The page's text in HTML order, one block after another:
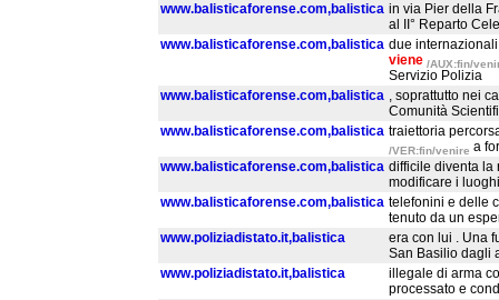
www.balisticaforense.com,balistica in via Pier della
al II° Reparto
www.balisticaforense.com,balistica due
viene /AUX:fin/
Servizio Polizia
www.balisticaforense.com,balistica , soprattutto nei
Comunità
www.balisticaforense.com,balistica traiettoria
/VER:fin/venire a
www.balisticaforense.com,balistica difficile diventa la
modificare i
www.balisticaforense.com,balistica telefonini e delle
tenuto da un
www.poliziadistato.it,balistica
era con lui . Una
San Basilio dagli
www.poliziadistato.it,balistica
illegale di arma
processato e